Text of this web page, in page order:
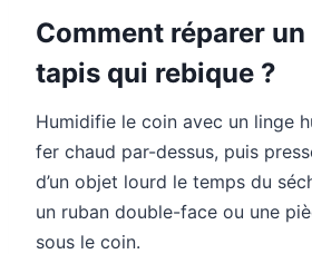
Comment réparer
tapis qui rebique ?
Humidifie le coin avec un linge
fer chaud par-dessus, puis
d’un objet lourd le temps du
un ruban double-face ou une
sous le coin.